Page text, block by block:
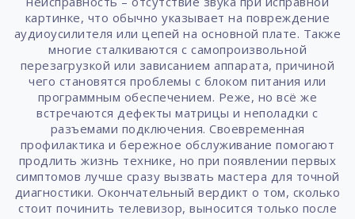
картинке, что обычно указывает на повреждение
аудиоусилителя или цепей на основной плате. Также
многие сталкиваются с самопроизвольной
перезагрузкой или зависанием аппарата, причиной
чего становятся проблемы с блоком питания или
программным обеспечением. Реже, но всё же
встречаются дефекты матрицы и неполадки с
разъемами подключения. Своевременная
профилактика и бережное обслуживание помогают
продлить жизнь технике, но при появлении первых
симптомов лучше сразу вызвать мастера для точной
диагностики. Окончательный вердикт о том, сколько
стоит починить телевизор, выносится только после